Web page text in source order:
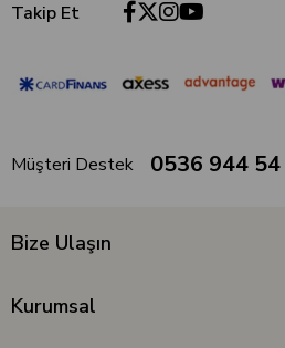
Takip Et
Müşteri Destek 0536 944
Bize Ulaşın
Kurumsal